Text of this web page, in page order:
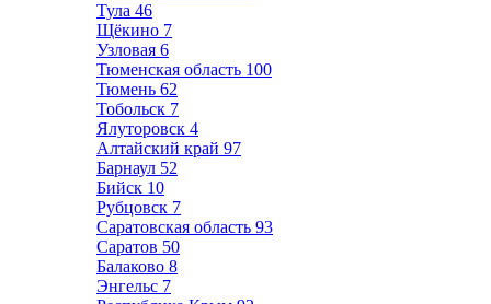
Тула 46
Щёкино 7
Узловая 6
Тюменская область 100
Тюмень 62
Тобольск 7
Ялуторовск 4
Алтайский край 97
Барнаул 52
Бийск 10
Рубцовск 7
Саратовская область 93
Саратов 50
Балаково 8
Энгельс 7